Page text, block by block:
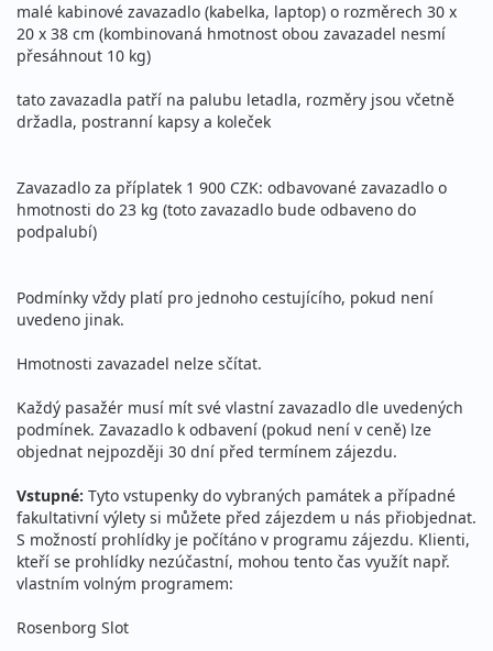
malé kabinové zavazadlo (kabelka, laptop) o rozměrech 30 x
20 x 38 cm (kombinovaná hmotnost obou zavazadel nesmí
přesáhnout 10 kg)
tato zavazadla patří na palubu letadla, rozměry jsou včetně
držadla, postranní kapsy a koleček
Zavazadlo za příplatek 1 900 CZK: odbavované zavazadlo o
hmotnosti do 23 kg (toto zavazadlo bude odbaveno do
podpalubí)
Podmínky vždy platí pro jednoho cestujícího, pokud není
uvedeno jinak.
Hmotnosti zavazadel nelze sčítat.
Každý pasažér musí mít své vlastní zavazadlo dle uvedených
podmínek. Zavazadlo k odbavení (pokud není v ceně) lze
objednat nejpozději 30 dní před termínem zájezdu.
Vstupné: Tyto vstupenky do vybraných památek a případné
fakultativní výlety si můžete před zájezdem u nás přiobjednat.
S možností prohlídky je počítáno v programu zájezdu. Klienti,
kteří se prohlídky nezúčastní, mohou tento čas využít např.
vlastním volným programem:
Rosenborg Slot